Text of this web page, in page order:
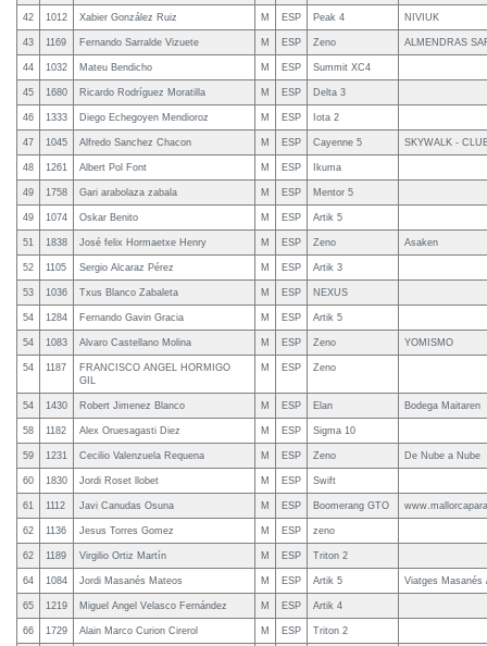
42 1012 Xabier González Ruiz M ESP Peak 4 NIVIUK
43 1169 Fernando Sarralde Vizuete M ESP Zeno ALMENDRAS
44 1032 Mateu Bendicho M ESP Summit XC4
45 1680 Ricardo Rodríguez Moratilla M ESP Delta 3
46 1333 Diego Echegoyen Mendioroz M ESP Iota 2
47 1045 Alfredo Sanchez Chacon M ESP Cayenne 5 SKYWALK -
48 1261 Albert Pol Font M ESP Ikuma
49 1758 Gari arabolaza zabala M ESP Mentor 5
49 1074 Oskar Benito M ESP Artik 5
51 1838 José felix Hormaetxe Henry M ESP Zeno Asaken
52 1105 Sergio Alcaraz Pérez M ESP Artik 3
53 1036 Txus Blanco Zabaleta M ESP NEXUS
54 1284 Fernando Gavin Gracia M ESP Artik 5
54 1083 Alvaro Castellano Molina M ESP Zeno YOMISMO
54 1187
FRANCISCO ANGEL HORMIGO
GIL
M ESP Zeno
54 1430 Robert Jimenez Blanco M ESP Elan Bodega Maitaren
58 1182 Alex Oruesagasti Diez M ESP Sigma 10
59 1231 Cecilio Valenzuela Requena M ESP Zeno De Nube a Nube
60 1830 Jordi Roset llobet M ESP Swift
61 1112 Javi Canudas Osuna M ESP Boomerang GTO
62 1136 Jesus Torres Gomez M ESP zeno
62 1189 Virgilio Ortiz Martín M ESP Triton 2
64 1084 Jordi Masanés Mateos M ESP Artik 5 Viatges
65 1219 Miguel Angel Velasco Fernández M ESP Artik 4
66 1729 Alain Marco Curion Cirerol M ESP Triton 2